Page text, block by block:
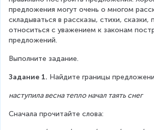
предложения могут очень о многом
складываться в рассказы, стихи, сказки,
относиться с уважением к законам
предложений.
Выполните задание.
Задание 1. Найдите границы
наступила весна тепло начал таять снег
Сначала прочитайте слова: